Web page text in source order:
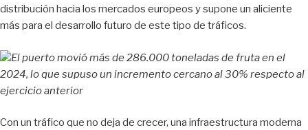
distribución hacia los mercados europeos y supone un aliciente
más para el desarrollo futuro de este tipo de tráficos.
El puerto movió más de 286.000 toneladas de fruta en el
2024, lo que supuso un incremento cercano al 30% respecto al
ejercicio anterior
Con un tráfico que no deja de crecer, una infraestructura moderna